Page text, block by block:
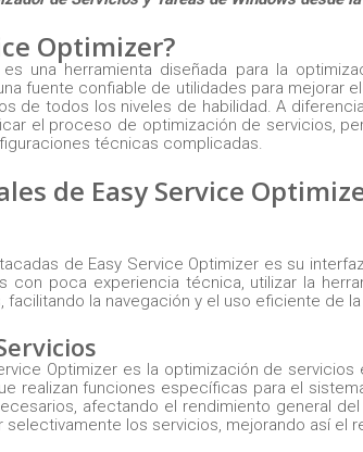
Optimizer?
es una herramienta diseñada para la
fuente confiable de utilidades para mejorar
de todos los niveles de habilidad. A
el proceso de optimización de servicios,
técnicas complicadas.
de Easy Service
de Easy Service Optimizer es su
con poca experiencia técnica, utilizar la
la navegación y el uso eficiente de la
Optimizer es la optimización de
realizan funciones específicas para el
afectando el rendimiento general
los servicios, mejorando así el